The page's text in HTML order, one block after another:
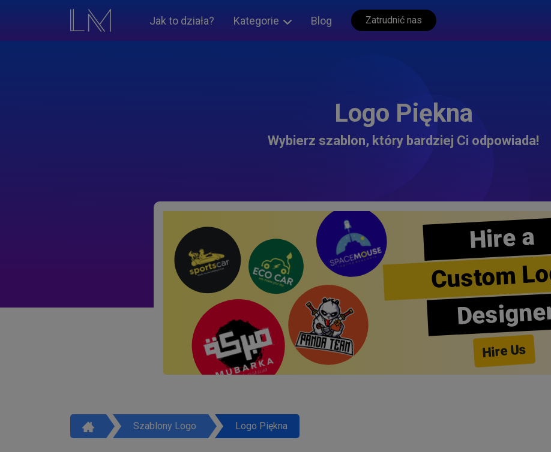
Jak to działa? Kategorie Blog Zatrudnić nas
Logo Piękna
Wybierz szablon, który bardziej Ci odpowiada!
Hire a
Custom
Hire Us
Szablony Logo Logo Piękna